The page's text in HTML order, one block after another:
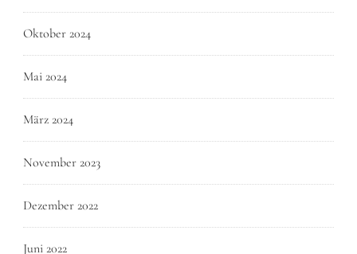
Oktober 2024
Mai 2024
März 2024
November 2023
Dezember 2022
Juni 2022